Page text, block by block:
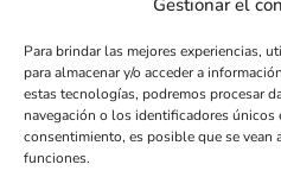
Para brindar las mejores experiencias,
para almacenar y/o acceder a
estas tecnologías, podremos procesar
navegación o los identificadores únicos
consentimiento, es posible que se vean
funciones.